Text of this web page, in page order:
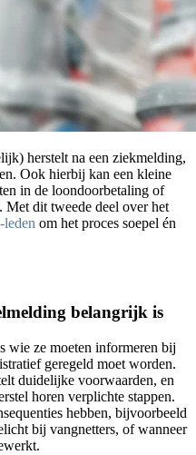
herstelt na een ziekmelding,
Ook hierbij kan een kleine
in de loondoorbetaling of
Met dit tweede deel over het
‑leden om het proces soepel én
belangrijk is
wie ze moeten informeren bij
geregeld moet worden.
duidelijke voorwaarden, en
horen verplichte stappen.
hebben, bijvoorbeeld
bij vangnetters, of wanneer